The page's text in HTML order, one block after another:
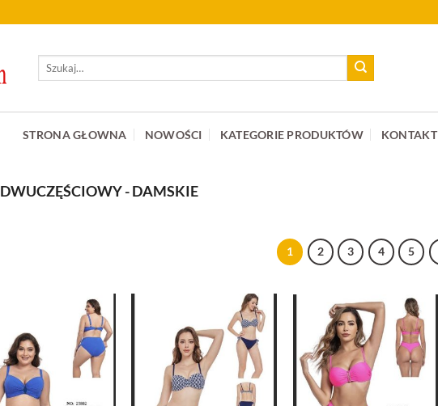
Szukaj:
STRONA GŁOWNA NOWOŚCI KATEGORIE PRODUKTÓW KONTAKT
DWUCZĘŚCIOWY - DAMSKIE
1 2 3 4 5